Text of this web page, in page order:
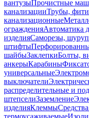
вантузыПрочистные
канализацииТрубы,
канализационные
огражденияАвтоматика
изделияСаморезы,
штифты
шайбыЗаклепкиБолты,
анкерыКарабины
универсальные
выключатели
распределительные и
штепселиЗаземление
изделияКлеммы
термоусаживаемые